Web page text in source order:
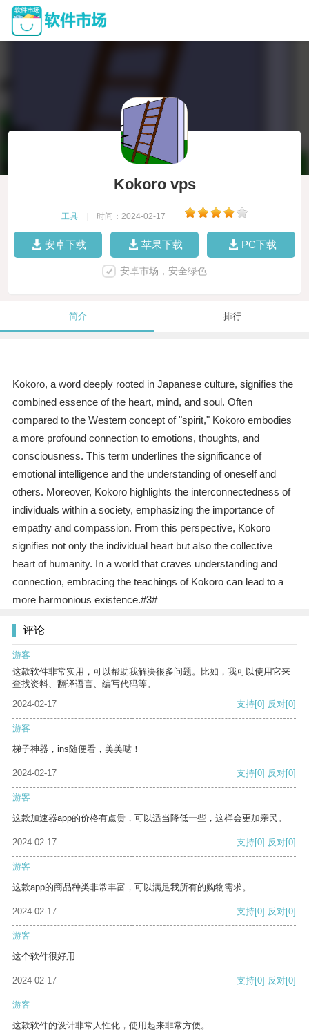
Kokoro vps
工具 时间：2024-02-17
安卓下载 苹果下载 PC下载
安卓市场，安全绿色
简介 排行
Kokoro, a word deeply rooted in Japanese culture, signifies the
combined essence of the heart, mind, and soul. Often
compared to the Western concept of "spirit," Kokoro embodies
a more profound connection to emotions, thoughts, and
consciousness. This term underlines the significance of
emotional intelligence and the understanding of oneself and
others. Moreover, Kokoro highlights the interconnectedness of
individuals within a society, emphasizing the importance of
empathy and compassion. From this perspective, Kokoro
signifies not only the individual heart but also the collective
heart of humanity. In a world that craves understanding and
connection, embracing the teachings of Kokoro can lead to a
more harmonious existence.#3#
评论
游客
这款软件非常实用，可以帮助我解决很多问题。比如，我可以使用它来
查找资料、翻译语言、编写代码等。
2024-02-17
支持[0] 反对[0]
游客
梯子神器，ins随便看，美美哒！
2024-02-17 支持[0] 反对[0]
游客
这款加速器app的价格有点贵，可以适当降低一些，这样会更加亲民。
2024-02-17 支持[0] 反对[0]
游客
这款app的商品种类非常丰富，可以满足我所有的购物需求。
2024-02-17 支持[0] 反对[0]
游客
这个软件很好用
2024-02-17 支持[0] 反对[0]
游客
这款软件的设计非常人性化，使用起来非常方便。